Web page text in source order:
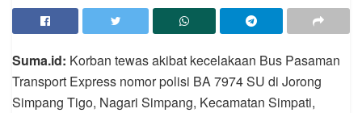
Suma.id: Korban tewas akibat kecelakaan Bus Pasaman
Transport Express nomor polisi BA 7974 SU di Jorong
Simpang Tigo, Nagari Simpang, Kecamatan Simpati,